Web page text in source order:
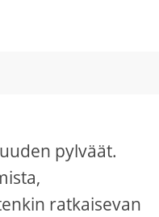
pylväät.
ratkaisevan